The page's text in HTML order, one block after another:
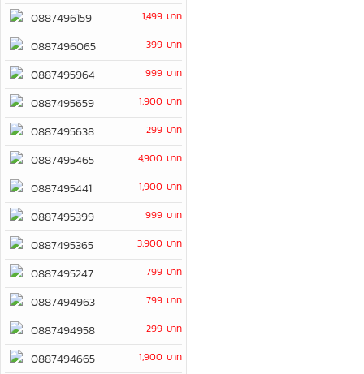
0887496159 1,499 บาท
0887496065 399 บาท
0887495964 999 บาท
0887495659 1,900 บาท
0887495638 299 บาท
0887495465 4,900 บาท
0887495441 1,900 บาท
0887495399 999 บาท
0887495365 3,900 บาท
0887495247 799 บาท
0887494963 799 บาท
0887494958 299 บาท
0887494665 1,900 บาท